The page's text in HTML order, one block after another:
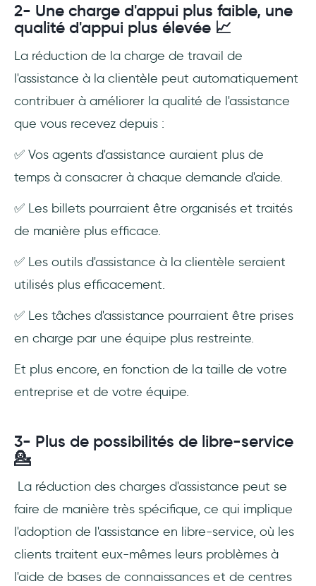
2- Une charge d'appui plus faible, une
qualité d'appui plus élevée 📈
La réduction de la charge de travail de
l'assistance à la clientèle peut automatiquement
contribuer à améliorer la qualité de l'assistance
que vous recevez depuis :
✅ Vos agents d'assistance auraient plus de
temps à consacrer à chaque demande d'aide.
✅ Les billets pourraient être organisés et traités
de manière plus efficace.
✅ Les outils d'assistance à la clientèle seraient
utilisés plus efficacement.
✅ Les tâches d'assistance pourraient être prises
en charge par une équipe plus restreinte.
Et plus encore, en fonction de la taille de votre
entreprise et de votre équipe.
3- Plus de possibilités de libre-service
💁
La réduction des charges d'assistance peut se
faire de manière très spécifique, ce qui implique
l'adoption de l'assistance en libre-service, où les
clients traitent eux-mêmes leurs problèmes à
l'aide de bases de connaissances et de centres